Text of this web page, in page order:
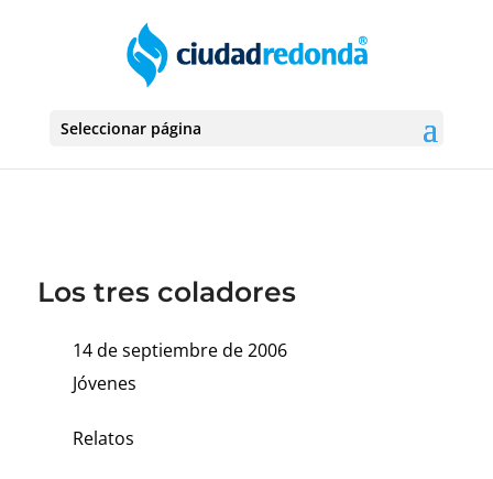
Seleccionar página
Los tres coladores
14 de septiembre de 2006
Jóvenes
Relatos